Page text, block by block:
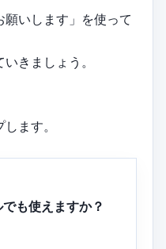
いします」を使って
きましょう。
ます。
も使えますか？